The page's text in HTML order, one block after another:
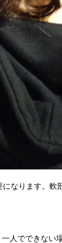
なります。
人でできない